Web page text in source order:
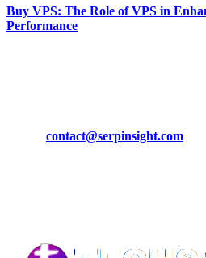
Buy VPS: The Role of VPS in
Performance
contact@serpinsight.com